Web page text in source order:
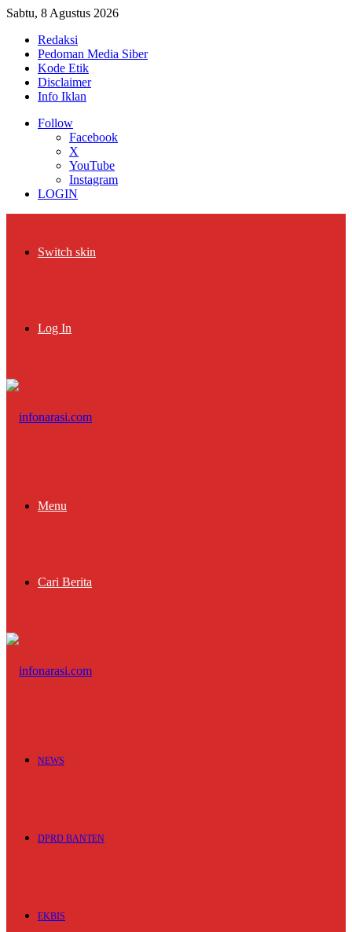
Sabtu, 8 Agustus 2026
Redaksi
Pedoman Media Siber
Kode Etik
Disclaimer
Info Iklan
Follow
Facebook
X
YouTube
Instagram
LOGIN
Switch skin
Log In
Menu
Cari Berita
NEWS
DPRD BANTEN
EKBIS